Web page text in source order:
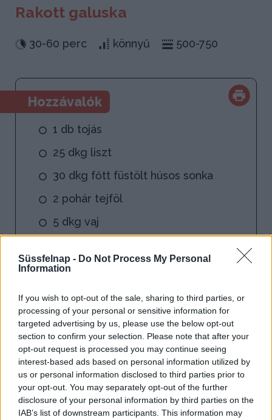
Süssfelnap - Do Not Process My Personal
Information
If you wish to opt-out of the sale, sharing to third parties, or
processing of your personal or sensitive information for
targeted advertising by us, please use the below opt-out
section to confirm your selection. Please note that after your
opt-out request is processed you may continue seeing
interest-based ads based on personal information utilized by
us or personal information disclosed to third parties prior to
your opt-out. You may separately opt-out of the further
disclosure of your personal information by third parties on the
IAB’s list of downstream participants. This information may
Rakott galuska
30-60 perc könnyű 500-750
Hozzávalók
1 db tojás
25 dkg liszt
30 dkg főtt füstölt húsos sonka
2 pohár tejföl
5 dkg vaj
bors